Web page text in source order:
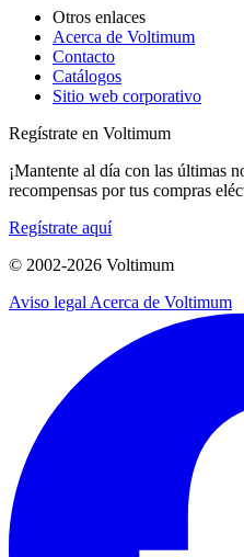
Otros enlaces
Acerca de Voltimum
Contacto
Catálogos
Sitio web corporativo
Regístrate en Voltimum
¡Mantente al día con las últimas
recompensas por tus compras
Regístrate aquí
© 2002-2026 Voltimum
Aviso legal Acerca de Voltimum